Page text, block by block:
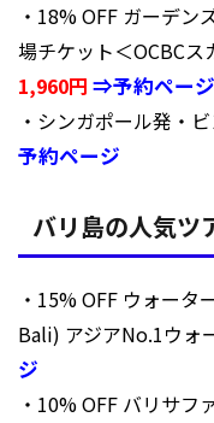
・18% OFF ガーデン
場チケット＜OCBC
1,960円 ⇒予約ページ
・シンガポール発・
予約ページ
バリ島の人気ツ
・15% OFF ウォー
Bali) アジアNo.1ウォ
ジ
・10% OFF バリサ